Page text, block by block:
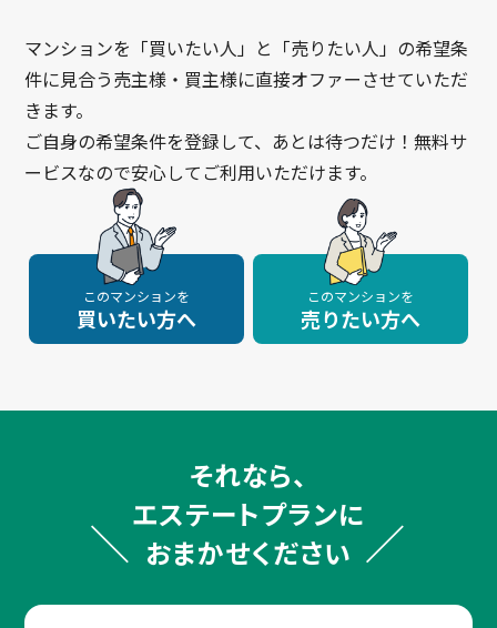
マンションを「買いたい人」と「売りたい人」の希望条
件に見合う売主様・買主様に直接オファーさせていただ
きます。
ご自身の希望条件を登録して、あとは待つだけ！無料サ
ービスなので安心してご利用いただけます。
このマンションを
買いたい方へ
このマンションを
売りたい方へ
それなら、
エステートプランに
おまかせください